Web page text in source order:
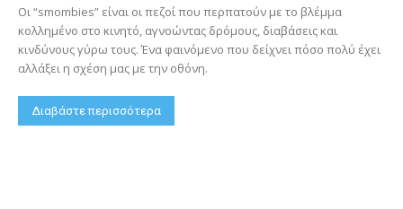
Οι “smombies” είναι οι πεζοί που περπατούν με το βλέμμα
κολλημένο στο κινητό, αγνοώντας δρόμους, διαβάσεις και
κινδύνους γύρω τους. Ένα φαινόμενο που δείχνει πόσο πολύ έχει
αλλάξει η σχέση μας με την οθόνη.
Διαβάστε περισσότερα